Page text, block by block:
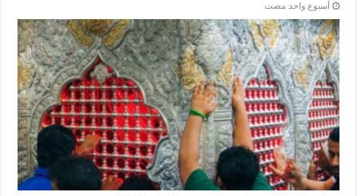
‏أسبوع واحد مضت